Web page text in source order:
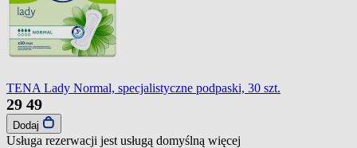
TENA Lady Normal, specjalistyczne podpaski, 30 szt.
29 49
Dodaj
Usługa rezerwacji jest usługą domyślną więcej